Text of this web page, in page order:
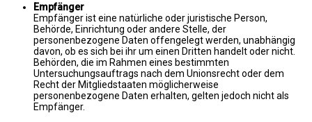
Empfänger
Empfänger ist eine natürliche oder juristische Person,
Behörde, Einrichtung oder andere Stelle, der
personenbezogene Daten offengelegt werden, unabhängig
davon, ob es sich bei ihr um einen Dritten handelt oder nicht.
Behörden, die im Rahmen eines bestimmten
Untersuchungsauftrags nach dem Unionsrecht oder dem
Recht der Mitgliedstaaten möglicherweise
personenbezogene Daten erhalten, gelten jedoch nicht als
Empfänger.